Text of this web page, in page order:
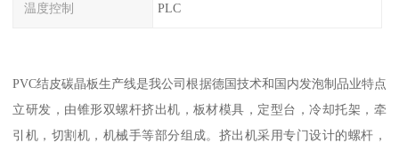
温度控制 PLC
PVC结皮碳晶板生产线是我公司根据德国技术和国内发泡制品业特点
立研发，由锥形双螺杆挤出机，板材模具，定型台，冷却托架，牵
引机，切割机，机械手等部分组成。挤出机采用专门设计的螺杆，